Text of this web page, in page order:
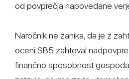
od povprečja napovedane
Naročnik ne zanika, da je z
oceni SB5 zahteval
finančno sposobnost